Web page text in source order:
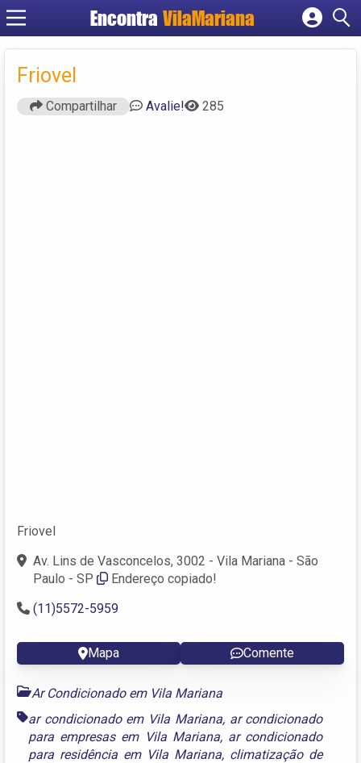
EncontraVilaMariana
Cadastrar empresa
Friovel
Compartilhar Avalie! 285
Friovel
Av. Lins de Vasconcelos, 3002 - Vila Mariana - São
Paulo - SP
Endereço copiado!
(11)5572-5959
Mapa Comente
Ar Condicionado em Vila Mariana
ar condicionado em Vila Mariana, ar condicionado
para empresas em Vila Mariana, ar condicionado
para residência em Vila Mariana, climatização de